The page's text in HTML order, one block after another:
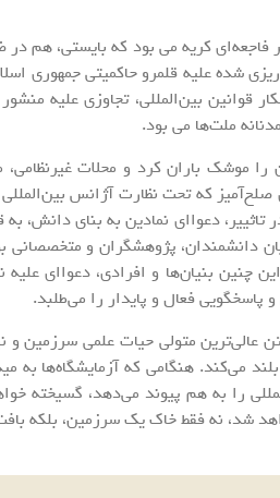
فاجعه‌ای کریه می بود که بایستی، هم
شده علیه قلمرو حاکمیتی جمهوری
قوانین بین‌المللی، تجاوزی علیه
ملت‌ها می بود.
را موشک باران کرد و محلات
که تحت نظارت آژانس بین‌المللی
دعوا‌ای نمادین به بنای دانش،
دانشمندان، پژوهشگران و
چنین بنیان‌ها و افرادی، دعوا‌ای
فعال و پایدار را می‌طلبد.
عالی‌ترین متولی حیات علمی سرزمین و
می‌کند. هنگامی که آزمایشگاه‌ها به
را به هم پیوند می‌دهد، گسیخته
شد، نه فقط خاک یک سرزمین، بلکه